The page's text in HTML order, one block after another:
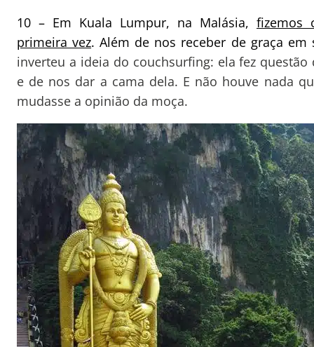
10 – Em Kuala Lumpur, na Malásia, fizemos
primeira vez. Além de nos receber de graça em
inverteu a ideia do couchsurfing: ela fez
e de nos dar a cama dela. E não houve nada
mudasse a opinião da moça.